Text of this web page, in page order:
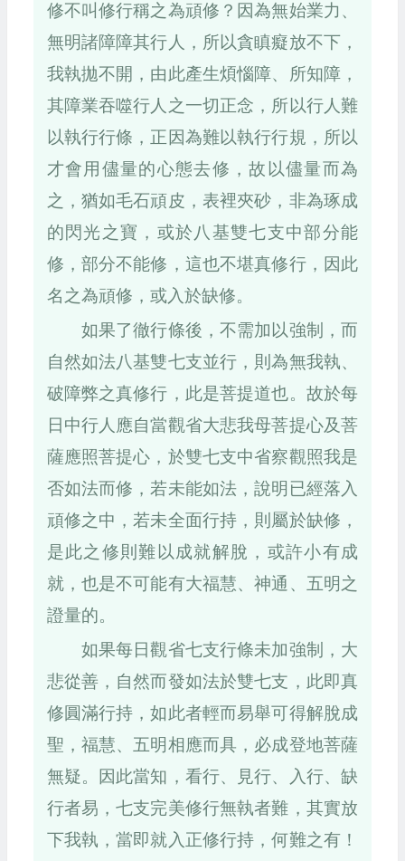
修不叫修行稱之為頑修？因為無始業力、
無明諸障障其行人，所以貪瞋癡放不下，
我執拋不開，由此產生煩惱障、所知障，
其障業吞噬行人之一切正念，所以行人難
以執行行條，正因為難以執行行規，所以
才會用儘量的心態去修，故以儘量而為
之，猶如毛石頑皮，表裡夾砂，非為琢成
的閃光之寶，或於八基雙七支中部分能
修，部分不能修，這也不堪真修行，因此
名之為頑修，或入於缺修。
如果了徹行條後，不需加以強制，而
自然如法八基雙七支並行，則為無我執、
破障弊之真修行，此是菩提道也。故於每
日中行人應自當觀省大悲我母菩提心及菩
薩應照菩提心，於雙七支中省察觀照我是
否如法而修，若未能如法，說明已經落入
頑修之中，若未全面行持，則屬於缺修，
是此之修則難以成就解脫，或許小有成
就，也是不可能有大福慧、神通、五明之
證量的。
如果每日觀省七支行條未加強制，大
悲從善，自然而發如法於雙七支，此即真
修圓滿行持，如此者輕而易舉可得解脫成
聖，福慧、五明相應而具，必成登地菩薩
無疑。因此當知，看行、見行、入行、缺
行者易，七支完美修行無執者難，其實放
下我執，當即就入正修行持，何難之有！